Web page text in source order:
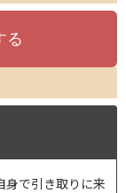
身で引き取りに来